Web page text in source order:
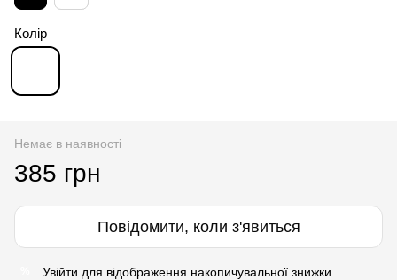
Колір
Немає в наявності
385 грн
Повідомити, коли з'явиться
Увійти для відображення накопичувальної знижки